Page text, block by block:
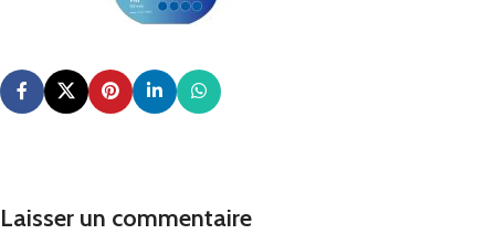
Laisser un commentaire